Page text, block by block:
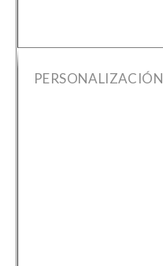
PERSONALIZACIÓN